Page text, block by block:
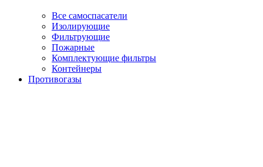
Все самоспасатели
Изолирующие
Фильтрующие
Пожарные
Комплектующие фильтры
Контейнеры
Противогазы